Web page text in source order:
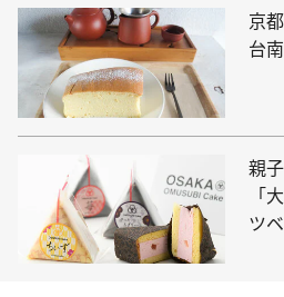
京
台
親
「
ツ